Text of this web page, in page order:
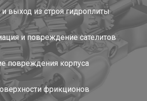
выход из строя гидроплиты
и повреждение сателитов
повреждения корпуса
фрикционов